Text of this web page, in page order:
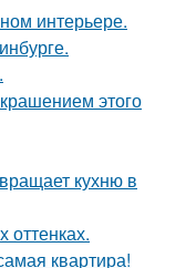
интерьере.
этого
кухню в
оттенках.
квартира!